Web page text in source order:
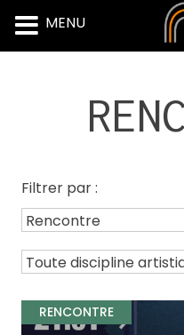
Filtrer par :
Filtrer
par
type
Filtrer
par
discipline
artistique
RENCONTRE
MENU